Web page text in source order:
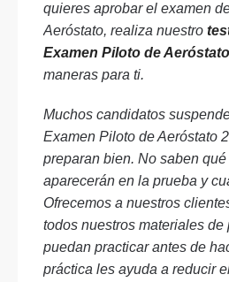
quieres aprobar el examen
Aeróstato, realiza nuestro
Examen Piloto de Aeróstato
maneras para ti.
Muchos candidatos
Examen Piloto de Aeróstato
preparan bien. No saben
aparecerán en la prueba y
Ofrecemos a nuestros
todos nuestros materiales de
puedan practicar antes de
práctica les ayuda a reducir